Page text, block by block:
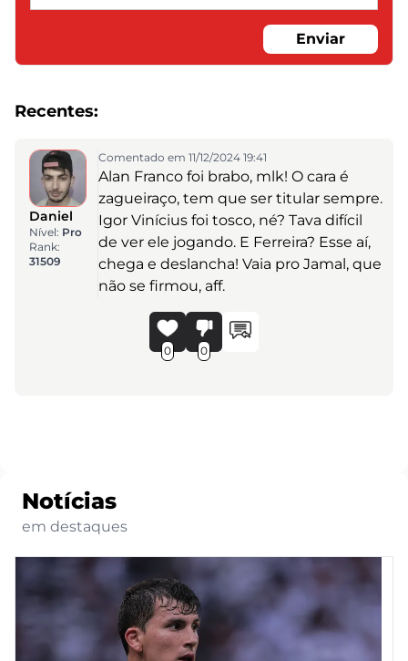
Enviar
Recentes:
Daniel
Nível: Pro
Rank:
31509
Comentado em 11/12/2024 19:41
Alan Franco foi brabo, mlk! O cara é
zagueiraço, tem que ser titular sempre.
Igor Vinícius foi tosco, né? Tava difícil
de ver ele jogando. E Ferreira? Esse aí,
chega e deslancha! Vaia pro Jamal, que
não se firmou, aff.
0 0
Notícias
em destaques